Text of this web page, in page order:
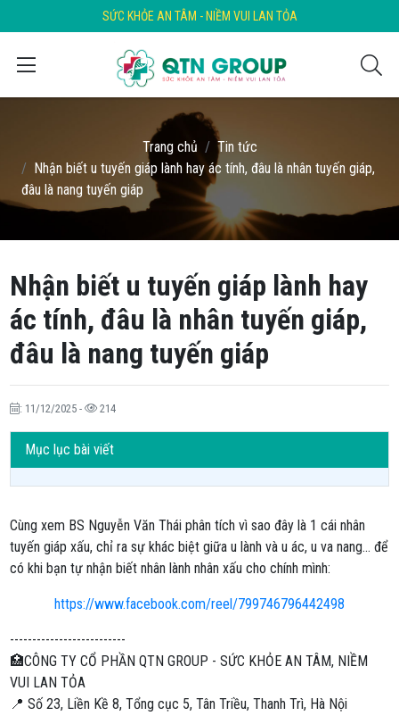
SỨC KHỎE AN TÂM - NIỀM VUI LAN TỎA
Trang chủ
Tin tức
Nhận biết u tuyến giáp lành hay ác tính, đâu là nhân tuyến giáp,
đâu là nang tuyến giáp
Nhận biết u tuyến giáp lành hay
ác tính, đâu là nhân tuyến giáp,
đâu là nang tuyến giáp
: 11/12/2025 - 214
Mục lục bài viết
Cùng xem BS Nguyễn Văn Thái phân tích vì sao đây là 1 cái nhân
tuyến giáp xấu, chỉ ra sự khác biệt giữa u lành và u ác, u va nang... để
có khi bạn tự nhận biết nhân lành nhân xấu cho chính mình:
https://www.facebook.com/reel/799746796442498
--------------------------
🏥CÔNG TY CỔ PHẦN QTN GROUP - SỨC KHỎE AN TÂM, NIỀM
VUI LAN TỎA
📍 Số 23, Liền Kề 8, Tổng cục 5, Tân Triều, Thanh Trì, Hà Nội